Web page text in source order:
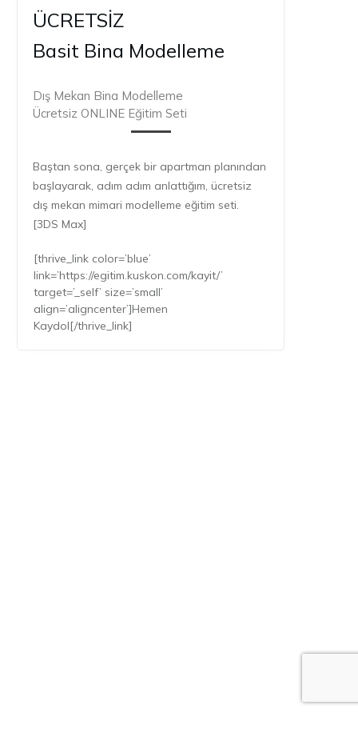
ÜCRETSİZ
Basit Bina Modelleme
Dış Mekan Bina Modelleme
Ücretsiz ONLINE Eğitim Seti
Baştan sona, gerçek bir apartman planından
başlayarak, adım adım anlattığım, ücretsiz
dış mekan mimari modelleme eğitim seti.
[3DS Max]
[thrive_link color=’blue’
link=’https://egitim.kuskon.com/kayit/’
target=’_self’ size=’small’
align=’aligncenter’]Hemen
Kaydol[/thrive_link]